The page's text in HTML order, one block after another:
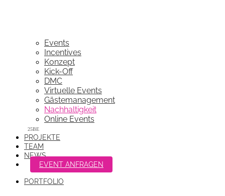
Events
Incentives
Konzept
Kick-Off
DMC
Virtuelle Events
Gästemanagement
Nachhaltigkeit
Online Events
PROJEKTE
TEAM
NEWS
EVENT ANFRAGEN
PORTFOLIO